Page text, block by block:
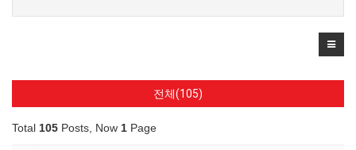
전체(105)
Total 105 Posts, Now 1 Page